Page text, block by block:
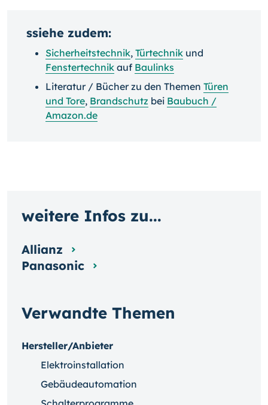
ssiehe zudem:
Sicherheitstechnik, Türtechnik und
Fenstertechnik auf Baulinks
Literatur / Bücher zu den Themen Türen
und Tore, Brandschutz bei Baubuch /
Amazon.de
Verwandte Themen
Hersteller/Anbieter
Elektroinstallation
Gebäudeautomation
weitere Infos zu...
Allianz
Panasonic